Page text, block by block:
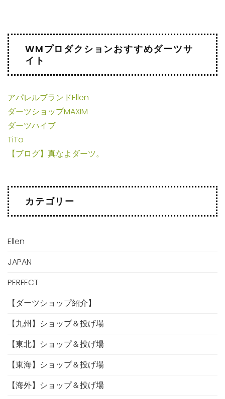
WMプロダクションおすすめダーツサ
イト
アパレルブランドEllen
ダーツショップMAXIM
ダーツハイブ
TiTo
【ブログ】真なよダーツ。
カテゴリー
Ellen
JAPAN
PERFECT
【ダーツショップ紹介】
【九州】ショップ＆投げ場
【東北】ショップ＆投げ場
【東海】ショップ＆投げ場
【海外】ショップ＆投げ場